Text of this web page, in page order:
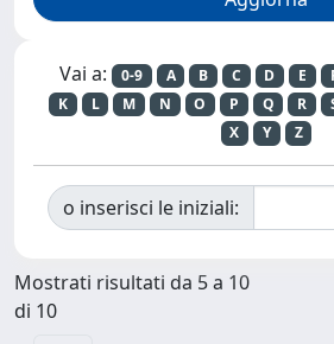
Vai a: 0-9 A B C D E
K
L M N O P Q R
X
Y Z
o inserisci le iniziali:
Mostrati risultati da 5 a 10
di 10